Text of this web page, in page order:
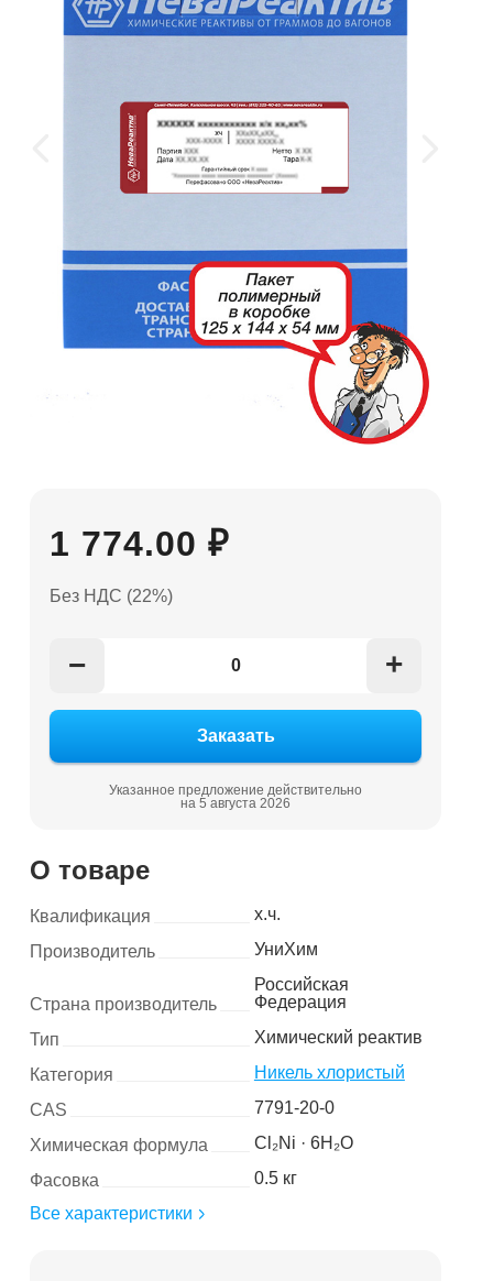
1 774.00 ₽
Без НДС (22%)
− +
Указанное предложение действительно
на 5 августа 2026
О товаре
Квалификация
х.ч.
Производитель
УниХим
Страна производитель
Российская
Федерация
Тип
Химический реактив
Категория
Никель хлористый
CAS
7791-20-0
Химическая формула
Cl₂Ni · 6H₂O
Фасовка
0.5 кг
Все характеристики